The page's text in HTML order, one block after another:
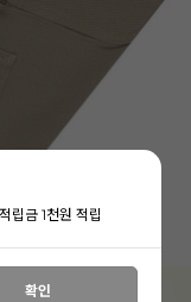
립금 1천원 적립
확인